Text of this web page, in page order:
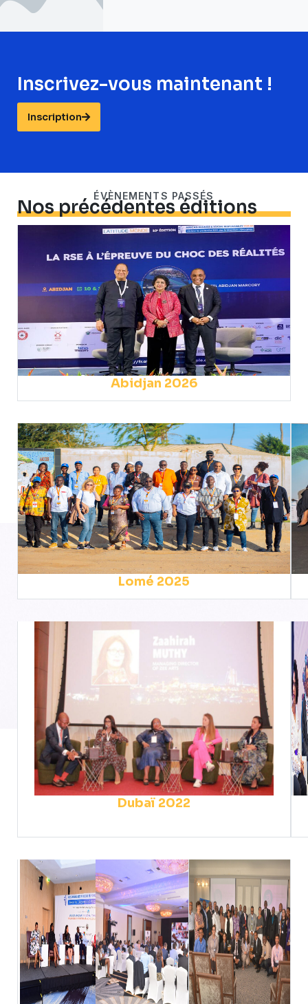
Inscrivez-vous maintenant !
Inscription
ÉVÈNEMENTS PASSÉS
Nos précédentes éditions
Abidjan 2026
Lomé 2025
Dubaï 2022